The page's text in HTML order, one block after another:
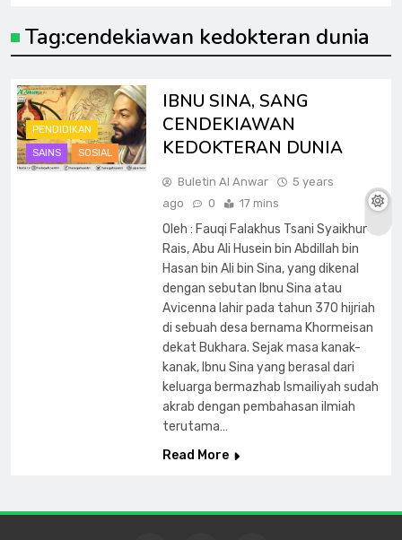
Tag:cendekiawan kedokteran dunia
PENDIDIKAN
SAINS
SOSIAL
IBNU SINA, SANG
CENDEKIAWAN
KEDOKTERAN DUNIA
Buletin Al Anwar
5 years
ago
0 17 mins
Oleh : Fauqi Falakhus Tsani Syaikhur
Rais, Abu Ali Husein bin Abdillah bin
Hasan bin Ali bin Sina, yang dikenal
dengan sebutan Ibnu Sina atau
Avicenna lahir pada tahun 370 hijriah
di sebuah desa bernama Khormeisan
dekat Bukhara. Sejak masa kanak-
kanak, Ibnu Sina yang berasal dari
keluarga bermazhab Ismailiyah sudah
akrab dengan pembahasan ilmiah
terutama…
Read More